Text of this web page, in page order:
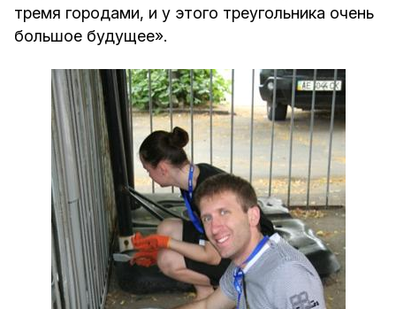
тремя городами, и у этого треугольника очень
большое будущее».